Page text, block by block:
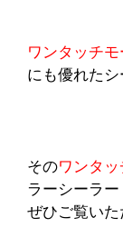
ワンタッチ
にも優れたシ
そのワンタ
ラーシーラ
ぜひご覧いた